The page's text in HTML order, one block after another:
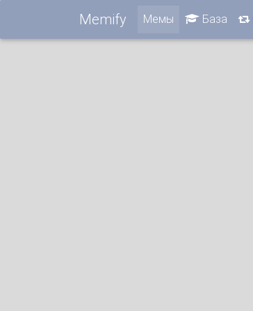
Memify Мемы База